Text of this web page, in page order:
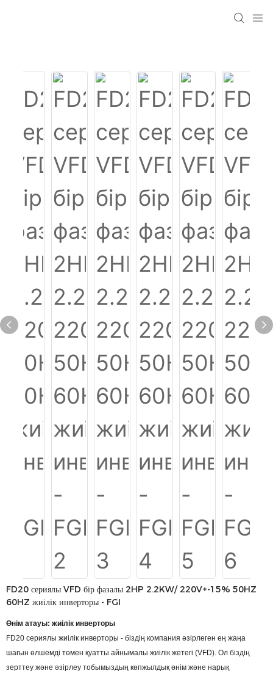
FD20 сериялы VFD бір фазалы 2HP 2.2KW/ 220V+-15% 50HZ
60HZ жиілік инверторы - FGI
Өнім атауы: жиілік инверторы
FD20 сериялы жиілік инверторы - біздің компания әзірлеген ең жаңа
шағын өлшемді төмен қуатты айнымалы жиілік жетегі (VFD). Ол біздің
зерттеу және әзірлеу тобымыздың көпжылдық өнім және нарық